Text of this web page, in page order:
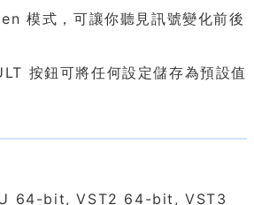
模式，可讓你聽見訊號變化前後
按鈕可將任何設定儲存為預設值
64-bit, VST2 64-bit, VST3